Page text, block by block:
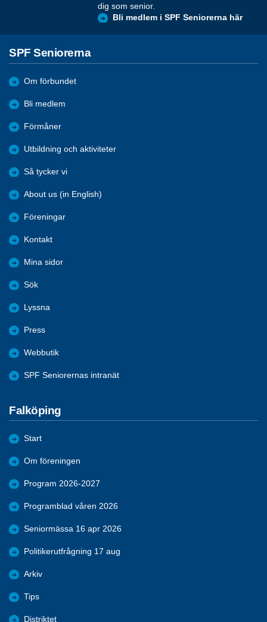
dig som senior.
Bli medlem i SPF Seniorerna här
SPF Seniorerna
Om förbundet
Bli medlem
Förmåner
Utbildning och aktiviteter
Så tycker vi
About us (in English)
Föreningar
Kontakt
Mina sidor
Sök
Lyssna
Press
Webbutik
SPF Seniorernas intranät
Falköping
Start
Om föreningen
Program 2026-2027
Programblad våren 2026
Seniormässa 16 apr 2026
Politikerutfrågning 17 aug
Arkiv
Tips
Distriktet